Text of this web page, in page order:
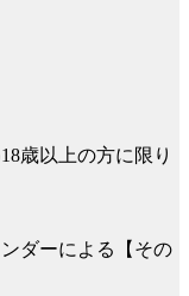
歳以上の方に限り
ダーによる【その